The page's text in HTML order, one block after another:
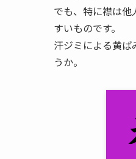
でも、特に襟は
すいものです。
汗ジミによる黄
うか。